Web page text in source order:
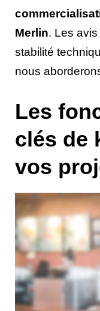
Merlin. Les
stabilité
nous
Les
clés de
vos